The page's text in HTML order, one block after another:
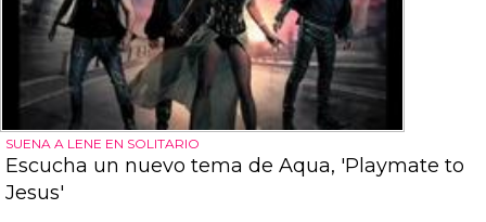
SUENA A LENE EN SOLITARIO
Escucha un nuevo tema de Aqua, 'Playmate to
Jesus'